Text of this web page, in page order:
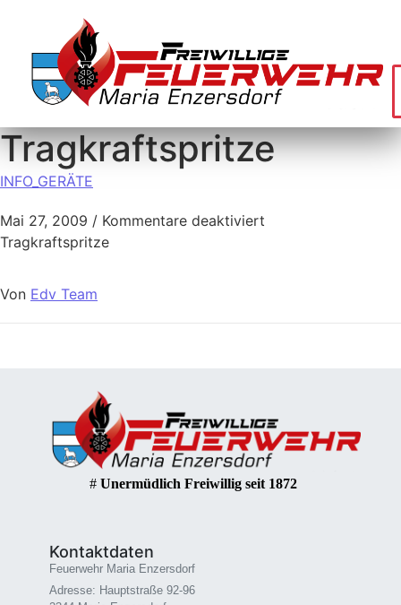
Tragkraftspritze
INFO_GERÄTE
Mai 27, 2009 / Kommentare deaktiviert
Tragkraftspritze
Von Edv Team
# Unermüdlich Freiwillig seit 1872
Kontaktdaten
Feuerwehr Maria Enzersdorf
Adresse: Hauptstraße 92-96